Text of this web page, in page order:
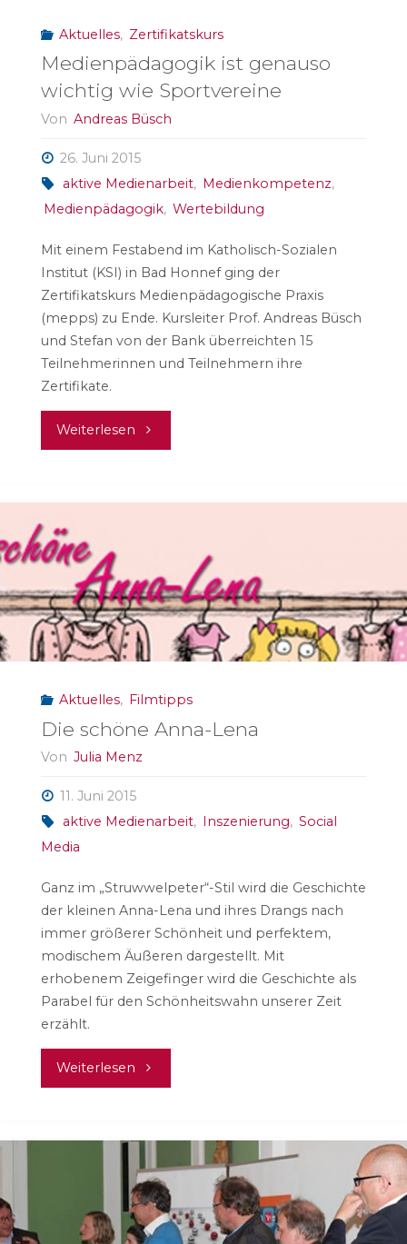
Aktuelles, Zertifikatskurs
Medienpädagogik ist genauso
wichtig wie Sportvereine
Von Andreas Büsch
26. Juni 2015
aktive Medienarbeit, Medienkompetenz,
Medienpädagogik, Wertebildung
Mit einem Festabend im Katholisch-Sozialen
Institut (KSI) in Bad Honnef ging der
Zertifikatskurs Medienpädagogische Praxis
(mepps) zu Ende. Kursleiter Prof. Andreas Büsch
und Stefan von der Bank überreichten 15
Teilnehmerinnen und Teilnehmern ihre
Zertifikate.
Weiterlesen "Medienpädagogik
genauso
wie
Sportvereine"
Aktuelles, Filmtipps
Die schöne Anna-Lena
Von Julia Menz
11. Juni 2015
aktive Medienarbeit, Inszenierung, Social
Media
Ganz im „Struwwelpeter“-Stil wird die Geschichte
der kleinen Anna-Lena und ihres Drangs nach
immer größerer Schönheit und perfektem,
modischem Äußeren dargestellt. Mit
erhobenem Zeigefinger wird die Geschichte als
Parabel für den Schönheitswahn unserer Zeit
erzählt.
Weiterlesen "Die
Anna-
Lena"